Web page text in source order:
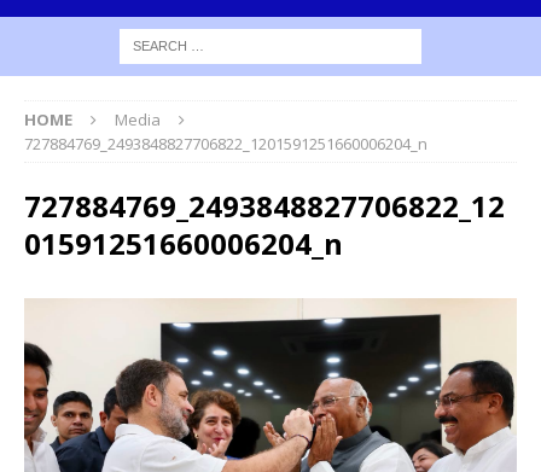
HOME
Media
727884769_2493848827706822_1201591251660006204_n
727884769_2493848827706822_12
01591251660006204_n